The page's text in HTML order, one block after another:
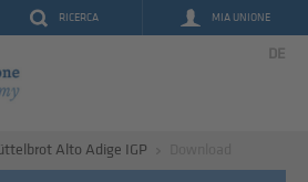
RICERCA MIA UNIONE
DE
Alto Adige IGP